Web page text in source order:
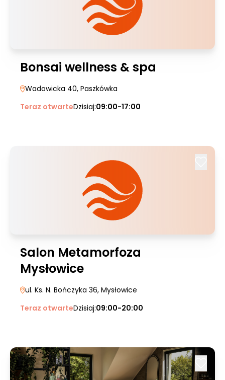
Bonsai wellness & spa
Wadowicka 40, Paszkówka
Teraz otwarteDzisiaj:09:00-17:00
Salon Metamorfoza
Mysłowice
ul. Ks. N. Bończyka 36, Mysłowice
Teraz otwarteDzisiaj:09:00-20:00